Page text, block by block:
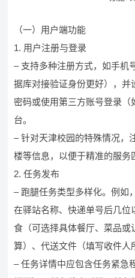
（一）用户端功能
1. 用户注册与登录
– 支持多种注册方式，如手机
据库对接验证身份更好），
密码或使用第三方账号登录
台。
– 针对天津校园的特殊情况，
楼等信息，以便于精准的服务
2. 任务发布
– 跑腿任务类型多样化。例如
在驿站名称、快递单号后几
食（可选择具体餐厅、菜品
算）、代送文件（填写收件人
– 任务详情中应包含任务紧急